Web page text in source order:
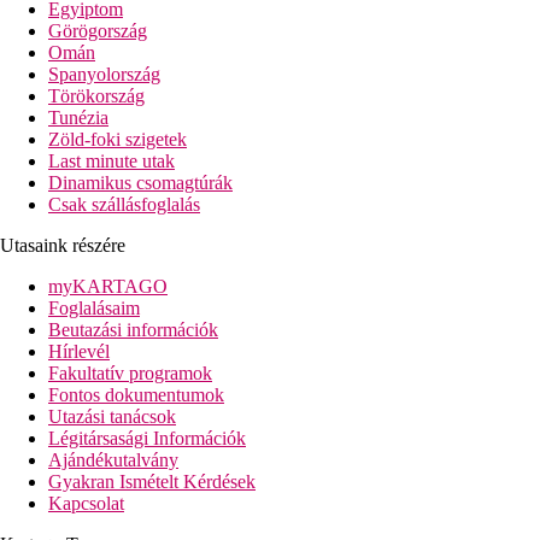
programok széles választéka, szauna, törökfürdő és panorámás
étterem várja. Ideális választás párok, baráti társaságok és
gyermekes családok számára.
Szálloda távolsága
távolság a tengerparttól: közvetlen
távolság a repülőtértől: kb. 70 km
távolság a központtól: kb. 6 km (Side)
távolság a vásárlási lehetőségektől: közelben
Szobák felszereltsége
Szobák
légkondicionáló
telefon, LCD SAT-TV
Wi-Fi ingyenesen
minibár (bekészítés naponta)
széf
tea/kávéfőző
fürdőszoba (zuhanyozó, hajszárító, WC)
főépület, kertre nézők
Szobák felár ellenében
egyágyas szobák - főépület, kertre nézők
tengerre néző szobák - balkon, főépület
egyágyas tengerre néző szobák - balkon, főépület
Egyiptom
Görögország
Omán
Spanyolország
Törökország
Tunézia
Zöld-foki szigetek
Last minute utak
Dinamikus csomagtúrák
Csak szállásfoglalás
Utasaink részére
myKARTAGO
Foglalásaim
Beutazási információk
Hírlevél
Fakultatív programok
Fontos dokumentumok
Utazási tanácsok
Légitársasági Információk
Ajándékutalvány
Gyakran Ismételt Kérdések
Kapcsolat